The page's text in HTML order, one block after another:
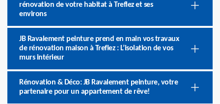
rénovation de votre habitat à Treflez et ses
environs
JB Ravalement peinture prend en main vos travaux
de rénovation maison à Treflez : L’isolation de vos
murs intérieur
Rénovation & Déco: JB Ravalement peinture, votre
partenaire pour un appartement de rêve!